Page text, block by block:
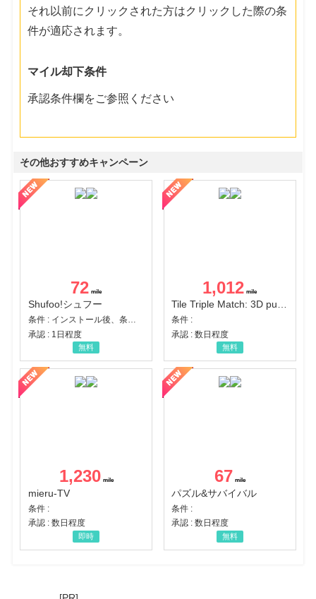
それ以前にクリックされた方はクリックした際の条
件が適応されます。
マイル却下条件
承認条件欄をご参照ください
その他おすすめキャンペーン
72
Shufoo!シュフー
条件 : インストール後、条件達成
承認 : 1日程度
無料
1,012
Tile Triple Match: 3D puzzle
条件 :
承認 : 数日程度
無料
1,230
mieru-TV
条件 :
承認 : 数日程度
即時
67
パズル&サバイバル
条件 :
承認 : 数日程度
無料